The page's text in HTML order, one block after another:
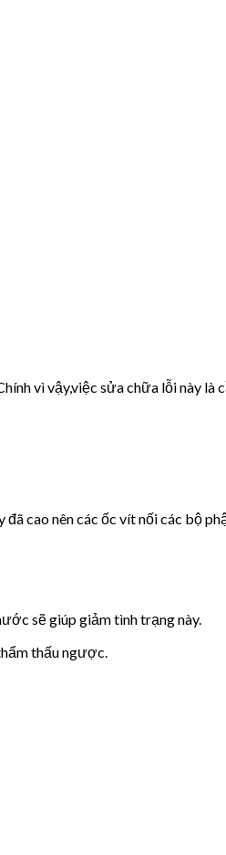
vì vậy,việc sửa chữa lỗi này là
cao nên các ốc vít nối các bộ
sẽ giúp giảm tình trạng này.
thấu ngược.